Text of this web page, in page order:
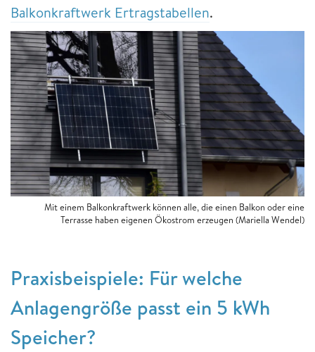
Balkonkraftwerk Ertragstabellen.
Mit einem Balkonkraftwerk können alle, die einen Balkon oder eine
Terrasse haben eigenen Ökostrom erzeugen (Mariella Wendel)
Praxisbeispiele: Für welche
Anlagengröße passt ein 5 kWh
Speicher?